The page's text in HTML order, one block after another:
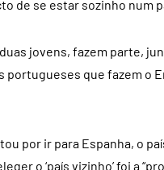
de se estar sozinho num
jovens, fazem parte,
que fazem o
por ir para Espanha, o
o ‘país vizinho’ foi a